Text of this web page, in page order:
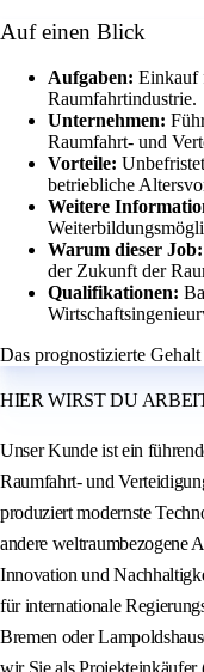
Auf einen Blick
Aufgaben: Einkauf
Raumfahrtindustrie.
Unternehmen:
Raumfahrt- und
Vorteile:
betriebliche
Weitere
Warum dieser Job:
der Zukunft der
Qualifikationen:
Das prognostizierte
HIER WIRST DU
Unser Kunde ist ein
Raumfahrt- und
produziert modernste
andere weltraumbezogene
Innovation und
für internationale
Bremen oder